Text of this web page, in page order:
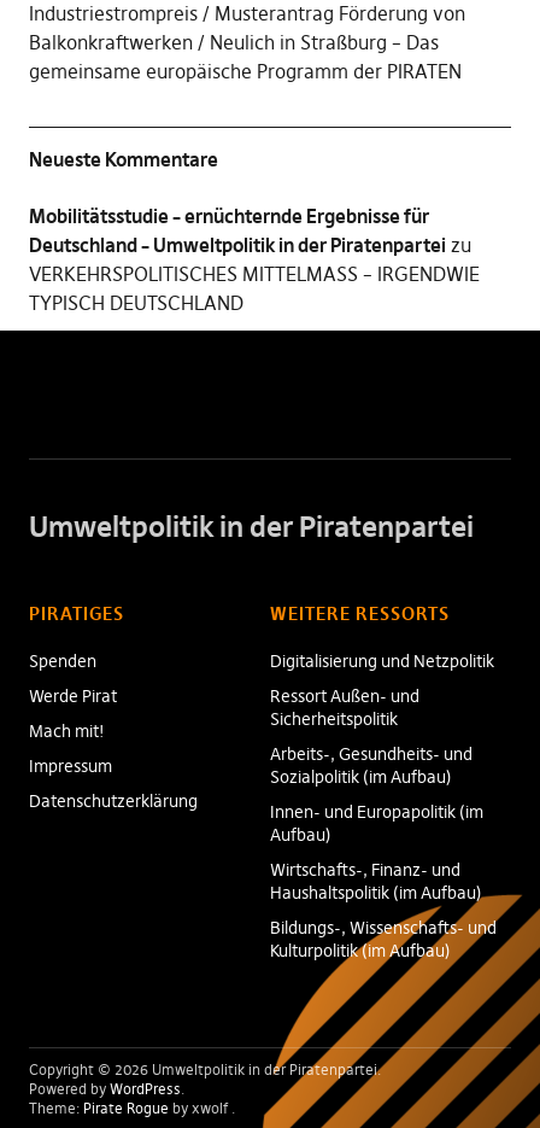
Industriestrompreis
Musterantrag Förderung von
Balkonkraftwerken
Neulich in Straßburg – Das
gemeinsame europäische Programm der PIRATEN
Neueste Kommentare
Mobilitätsstudie – ernüchternde Ergebnisse für
Deutschland – Umweltpolitik in der Piratenpartei zu
VERKEHRSPOLITISCHES MITTELMASS – IRGENDWIE
TYPISCH DEUTSCHLAND
Umweltpolitik in der Piratenpartei
PIRATIGES
Spenden
Werde Pirat
Mach mit!
Impressum
Datenschutzerklärung
WEITERE RESSORTS
Digitalisierung und Netzpolitik
Ressort Außen- und
Sicherheitspolitik
Arbeits-, Gesundheits- und
Sozialpolitik (im Aufbau)
Innen- und Europapolitik (im
Aufbau)
Wirtschafts-, Finanz- und
Haushaltspolitik (im Aufbau)
Bildungs-, Wissenschafts- und
Kulturpolitik (im Aufbau)
Copyright © 2026 Umweltpolitik in der Piratenpartei
Powered by WordPress
Theme: Pirate Rogue by xwolf